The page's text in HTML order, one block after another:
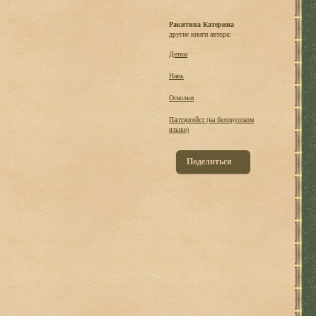
Ракитина Катерина
другие книги автора:
Детям
Навь
Осколки
Палтэргейст (на белорусском
языке)
Поделиться